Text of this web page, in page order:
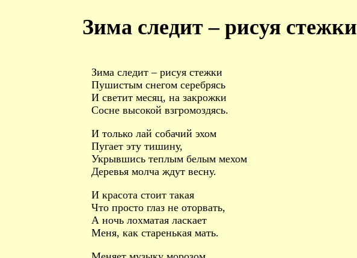
Зима следит – рисуя стежки
Зима следит – рисуя стежки
Пушистым снегом серебрясь
И светит месяц, на закрожки
Сосне высокой взгромоздясь.
И только лай собачий эхом
Пугает эту тишину,
Укрывшись теплым белым мехом
Деревья молча ждут весну.
И красота стоит такая
Что просто глаз не оторвать,
А ночь лохматая ласкает
Меня, как старенькая мать.